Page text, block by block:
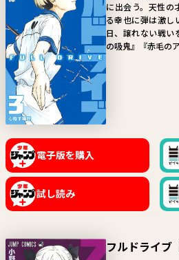
雑誌
定期購読
イチオシ情報
漫画賞
関連情報
関連リンク
に出会う。天性の
る幸也に弾は激
日、譲れない戦
の吸鬼』『赤毛の
電子版を購入
試し読み
フルドライブ